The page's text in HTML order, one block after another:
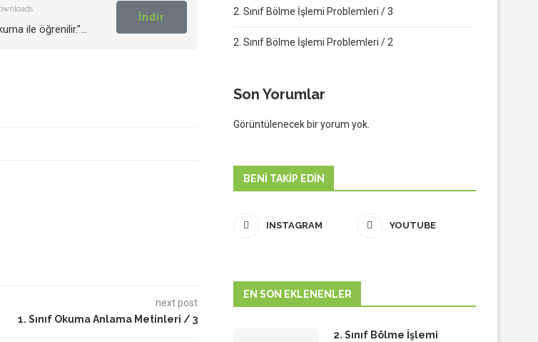
ile öğrenilir.”…
İndir
next post
1. Sınıf Okuma Anlama Metinleri / 3
2. Sınıf Bölme İşlemi Problemleri / 3
2. Sınıf Bölme İşlemi Problemleri / 2
Son Yorumlar
Görüntülenecek bir yorum yok.
BENI TAKIP EDIN
INSTAGRAM YOUTUBE
EN SON EKLENENLER
2. Sınıf Bölme İşlemi